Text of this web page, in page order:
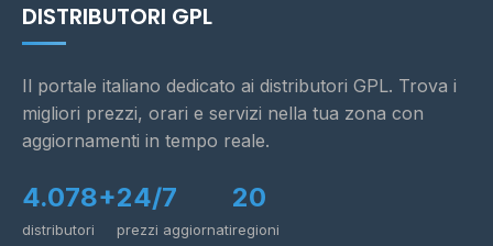
DISTRIBUTORI GPL
Il portale italiano dedicato ai distributori GPL. Trova i
migliori prezzi, orari e servizi nella tua zona con
aggiornamenti in tempo reale.
4.078+
distributori
24/7
prezzi aggiornati
20
regioni